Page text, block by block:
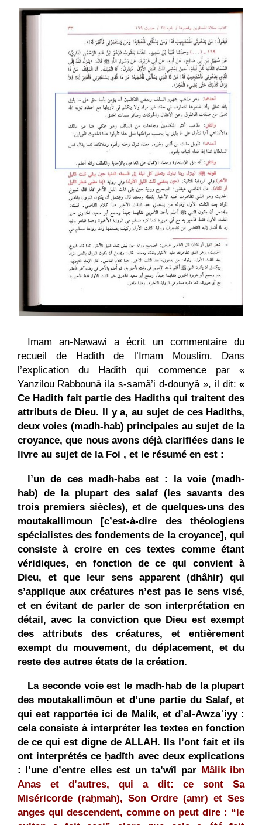
Imam an-Nawawi a écrit un commentaire du
recueil de Hadith de l’Imam Mouslim. Dans
l’explication du Hadith qui commence par «
Yanzilou Rabbounâ ila s-samâ’i d-dounyâ », il dit: «
Ce Hadith fait partie des Hadiths qui traitent des
attributs de Dieu. Il y a, au sujet de ces Hadiths,
deux voies (madh-hab) principales au sujet de la
croyance, que nous avons déjà clarifiées dans le
livre au sujet de la Foi , et le résumé en est :
l’un de ces madh-habs est : la voie (madh-
hab) de la plupart des salaf (les savants des
trois premiers siècles), et de quelques-uns des
moutakallimoun [c’est-à-dire des théologiens
spécialistes des fondements de la croyance], qui
consiste à croire en ces textes comme étant
véridiques, en fonction de ce qui convient à
Dieu, et que leur sens apparent (dhâhir) qui
s’applique aux créatures n’est pas le sens visé,
et en évitant de parler de son interprétation en
détail, avec la conviction que Dieu est exempt
des attributs des créatures, et entièrement
exempt du mouvement, du déplacement, et du
reste des autres états de la création.
La seconde voie est le madh-hab de la plupart
des moutakallimôun et d’une partie du Salaf, et
qui est rapportée ici de Malik, et d’al-Awzaʿiyy :
cela consiste à interpréter les textes en fonction
de ce qui est digne de ALLAH. Ils l’ont fait et ils
ont interprétés ce ḥadīth avec deux explications
: l’une d’entre elles est un ta’wîl par Mâlik ibn
Anas et d’autres, qui a dit: ce sont Sa
Miséricorde (raḥmah), Son Ordre (amr) et Ses
anges qui descendent, comme on peut dire : “le